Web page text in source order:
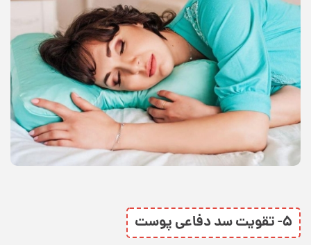
۵- تقویت سد دفاعی پوست